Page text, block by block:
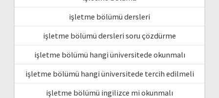
işletme bölümü dersleri
işletme bölümü dersleri soru çözdürme
işletme bölümü hangi üniversitede okunmalı
işletme bölümü hangi üniversitede tercih edilmeli
işletme bölümü ingilizce mi okunmalı